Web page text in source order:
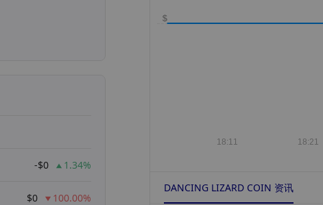
-$0 1.34%
$0 100.00%
DANCING LIZARD COIN 资讯